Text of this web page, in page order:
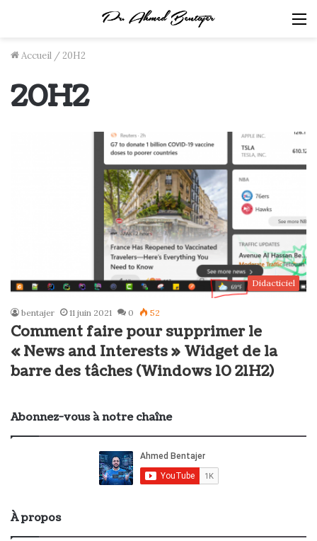
Accueil /20H2
20H2
Didacticiel
bentajer 11 juin 2021 0 52
Comment faire pour supprimer le
« News and Interests » Widget de la
barre des tâches (Windows 10 21H2)
Abonnez-vous à notre chaîne
À propos